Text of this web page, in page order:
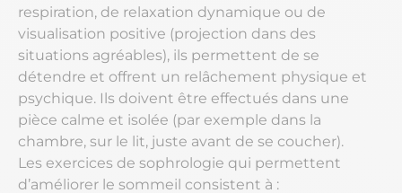
respiration, de relaxation dynamique ou de
visualisation positive (projection dans des
situations agréables), ils permettent de se
détendre et offrent un relâchement physique et
psychique. Ils doivent être effectués dans une
pièce calme et isolée (par exemple dans la
chambre, sur le lit, juste avant de se coucher).
Les exercices de sophrologie qui permettent
d’améliorer le sommeil consistent à :